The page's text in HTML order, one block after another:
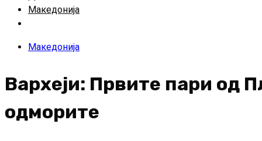
Македонија
Македонија
Вархеји: Првите пари од
одморите